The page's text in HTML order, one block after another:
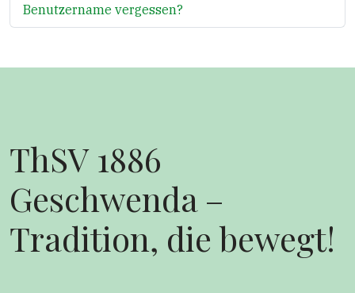
Benutzername vergessen?
ThSV 1886
Geschwenda –
Tradition, die bewegt!